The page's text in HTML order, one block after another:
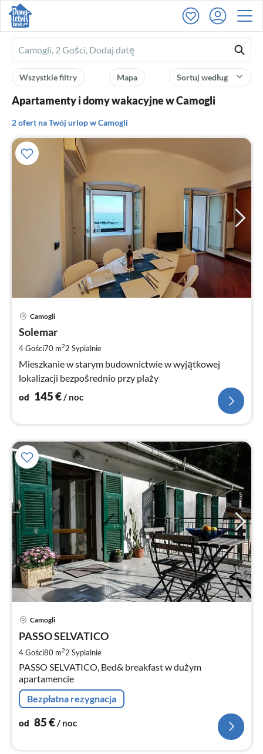
Ferienhausmiete
logo
Sortuj według
Mapa
Wszystkie filtry
Apartamenty i domy wakacyjne w Camogli
2 ofert na Twój urlop w Camogli
Camogli
Solemar
4 Gości70 m22 Sypialnie
Mieszkanie w starym budownictwie w wyjątkowej
lokalizacji bezpośrednio przy plaży
od 145€/ noc
Camogli
PASSO SELVATICO
4 Gości80 m22 Sypialnie
PASSO SELVATICO, Bed& breakfast w dużym
apartamencie
Bezpłatna rezygnacja
od 85€/ noc